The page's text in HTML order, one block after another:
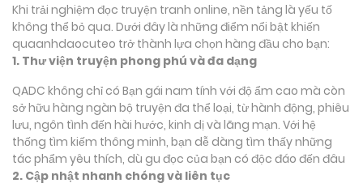
Khi trải nghiệm đọc truyện tranh online, nền tảng là yếu tố
không thể bỏ qua. Dưới đây là những điểm nổi bật khiến
quaanhdaocuteo trở thành lựa chọn hàng đầu cho bạn:
1. Thư viện truyện phong phú và đa dạng
QADC không chỉ có Bạn gái nam tính với độ ẩm cao mà còn
sở hữu hàng ngàn bộ truyện đa thể loại, từ hành động, phiêu
lưu, ngôn tình đến hài hước, kinh dị và lãng mạn. Với hệ
thống tìm kiếm thông minh, bạn dễ dàng tìm thấy những
tác phẩm yêu thích, dù gu đọc của bạn có độc đáo đến đâu
2. Cập nhật nhanh chóng và liên tục